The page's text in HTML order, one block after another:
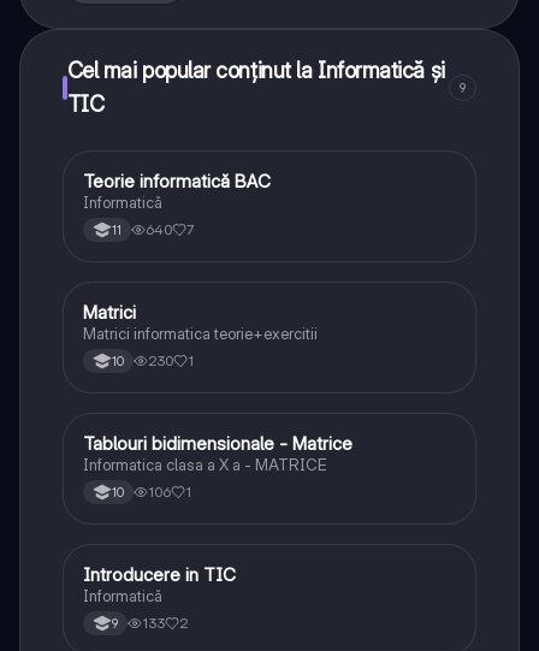
Cel mai popular conținut la Informatică și
TIC
9
Informatică și TIC
Teorie informatică BAC
Informatică
11 640 7
Informatică și TIC
Matrici
Matrici informatica teorie+exercitii
10 230 1
Informatică și TIC
Tablouri bidimensionale - Matrice
Informatica clasa a X a - MATRICE
10 106 1
Informatică și TIC
Introducere in TIC
Informatică
9 133 2